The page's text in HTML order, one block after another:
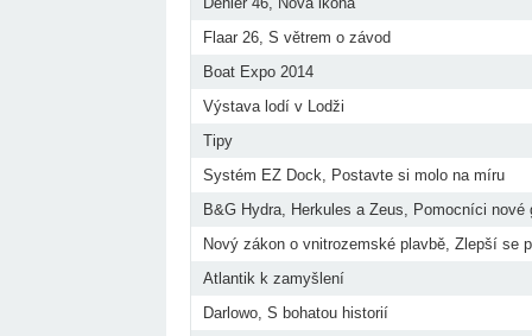
Flaar 26, S větrem o závod
Boat Expo 2014
Výstava lodí v Lodži
Tipy
Systém EZ Dock, Postavte si molo na míru
B&G Hydra, Herkules a Zeus, Pomocníci nové
Nový zákon o vnitrozemské plavbě, Zlepší se
Atlantik k zamyšlení
Darlowo, S bohatou historií